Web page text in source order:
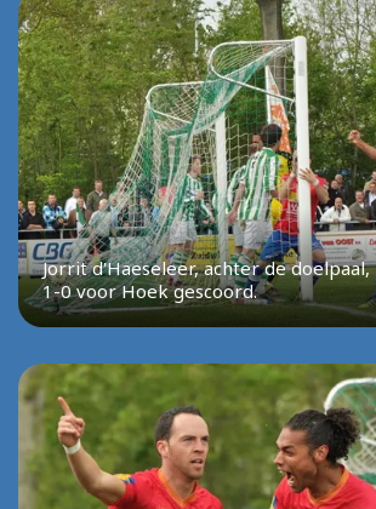
Jorrit d'Haeseleer, achter de
1-0 voor Hoek gescoord.